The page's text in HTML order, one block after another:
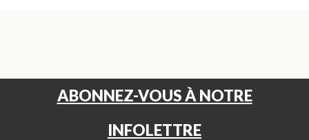
ABONNEZ-VOUS À NOTRE
INFOLETTRE